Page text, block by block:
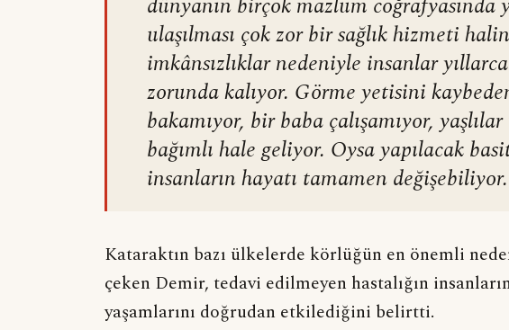
ulaşılması çok zor bir sağlık hizmeti
imkânsızlıklar nedeniyle insanlar
zorunda kalıyor. Görme yetisini
bakamıyor, bir baba çalışamıyor,
bağımlı hale geliyor. Oysa yapılacak
insanların hayatı tamamen
Kataraktın bazı ülkelerde körlüğün en önemli
çeken Demir, tedavi edilmeyen hastalığın
yaşamlarını doğrudan etkilediğini belirtti.